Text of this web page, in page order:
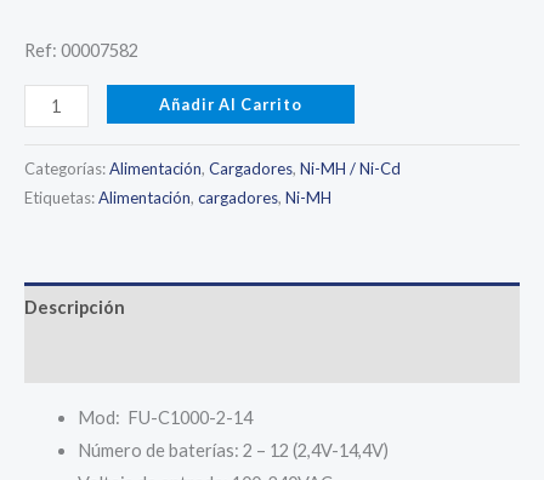
Ref: 00007582
FULLWAT
-
FU-
C1000-
Cargador
Añadir Al Carrito
Categorías:Alimentación, Cargadores, Ni-MH / Ni-Cd
Etiquetas:Alimentación, cargadores, Ni-MH
Descripción
Mod: FU-C1000-2-14
Número de baterías: 2 – 12 (2,4V-14,4V)